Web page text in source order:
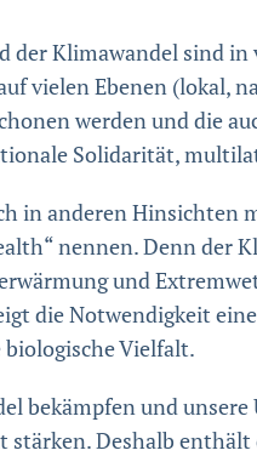
der Klimawandel sind
vielen Ebenen (lokal,
werden und die
Solidarität,
in anderen Hinsichten
nennen. Denn der
und
die Notwendigkeit
Vielfalt.
bekämpfen und
stärken. Deshalb